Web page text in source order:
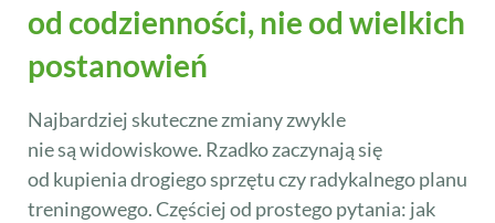
od codzienności, nie od wielkich
postanowień
Najbardziej skuteczne zmiany zwykle
nie są widowiskowe. Rzadko zaczynają się
od kupienia drogiego sprzętu czy radykalnego planu
treningowego. Częściej od prostego pytania: jak